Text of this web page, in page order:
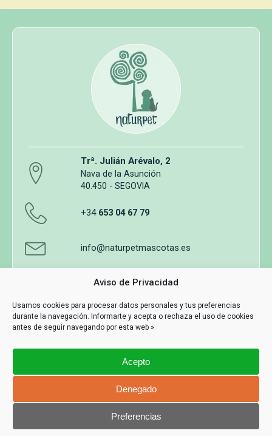
Aviso de Privacidad
Usamos cookies para procesar datos personales y tus preferencias
durante la navegación. Informarte y acepta o rechaza el uso de cookies
antes de seguir navegando por esta web »
Acepto
Denegado
Preferencias
Trª. Julián Arévalo, 2
Nava de la Asunción
40.450 - SEGOVIA
+34 653 04 67 79
info@naturpetmascotas.es
Con Tecnología MASWEB
Aviso legal Política de privacidad
Términos y Condiciones de Compra
Información y contacto